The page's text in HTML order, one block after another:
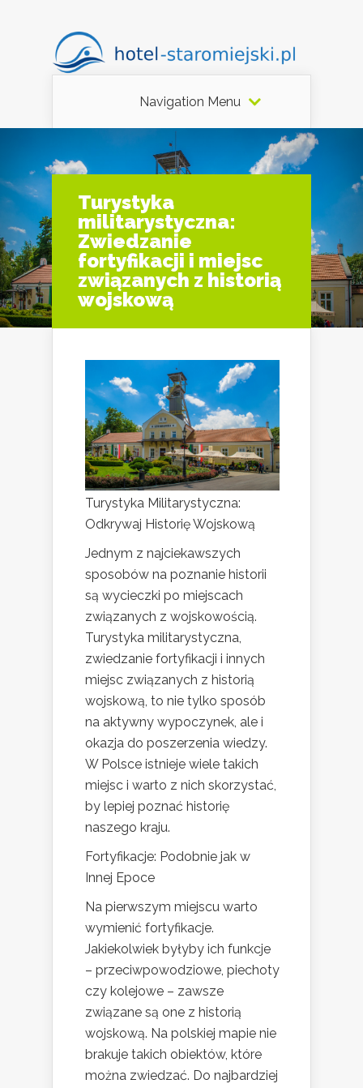
Navigation Menu
Turystyka
militarystyczna:
Zwiedzanie
fortyfikacji i miejsc
związanych z historią
wojskową
Turystyka Militarystyczna:
Odkrywaj Historię Wojskową
Jednym z najciekawszych
sposobów na poznanie historii
są wycieczki po miejscach
związanych z wojskowością.
Turystyka militarystyczna,
zwiedzanie fortyfikacji i innych
miejsc związanych z historią
wojskową, to nie tylko sposób
na aktywny wypoczynek, ale i
okazja do poszerzenia wiedzy.
W Polsce istnieje wiele takich
miejsc i warto z nich skorzystać,
by lepiej poznać historię
naszego kraju.
Fortyfikacje: Podobnie jak w
Innej Epoce
Na pierwszym miejscu warto
wymienić fortyfikacje.
Jakiekolwiek byłyby ich funkcje
– przeciwpowodziowe, piechoty
czy kolejowe – zawsze
związane są one z historią
wojskową. Na polskiej mapie nie
brakuje takich obiektów, które
można zwiedzać. Do najbardziej